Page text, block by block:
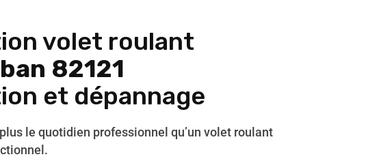
volet roulant
82121
et dépannage
le quotidien professionnel qu’un volet roulant